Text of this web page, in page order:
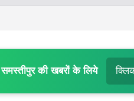
समस्तीपुर की खबरों के लिये